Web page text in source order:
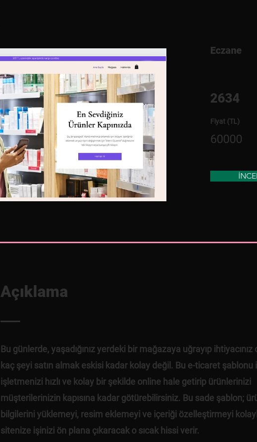
Eczane
2634
Fiyat (TL)
60000
Açıklama
Bu günlerde, yaşadığınız yerdeki bir mağazaya uğrayıp ihtiyacınız
kaç şeyi satın almak eskisi kadar kolay değil. Bu e-ticaret şablonu
işletmenizi hızlı ve kolay bir şekilde online hale getirip ürünlerinizi
müşterilerinizin kapısına kadar götürebilirsiniz. Bu sade şablon;
bilgilerini yüklemeyi, resim eklemeyi ve içeriği özelleştirmeyi
sitenize işinizi ön plana çıkaracak o sıcak hissi verir.